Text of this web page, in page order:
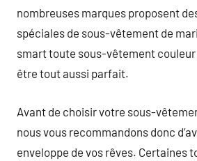
nombreuses marques proposent
spéciales de sous-vêtement de
smart toute sous-vêtement
être tout aussi parfait.
Avant de choisir votre sous-
nous vous recommandons donc
enveloppe de vos rêves. Certaines